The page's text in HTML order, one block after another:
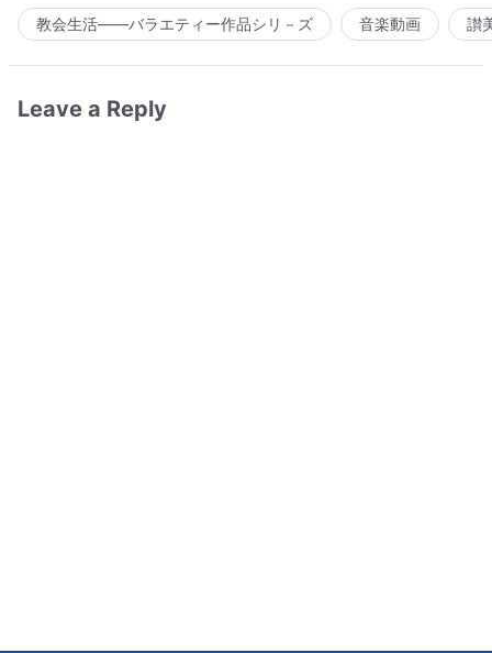
教会生活――バラエティー作品シリ－ズ 音楽動画 讃
Leave a Reply